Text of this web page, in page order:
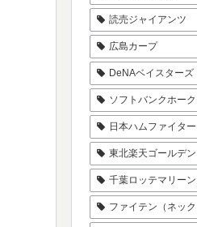
読売ジャイアンツ
広島カープ
DeNAベイスターズ
ソフトバンクホー
日本ハムファイタ
東北楽天ゴールデ
千葉ロッテマリー
ファイテン（ネック